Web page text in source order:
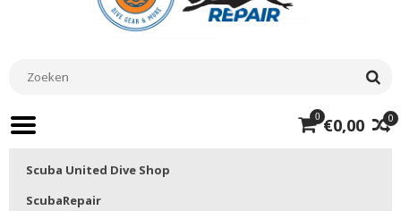
0
0 €0,00
Scuba United Dive Shop
ScubaRepair